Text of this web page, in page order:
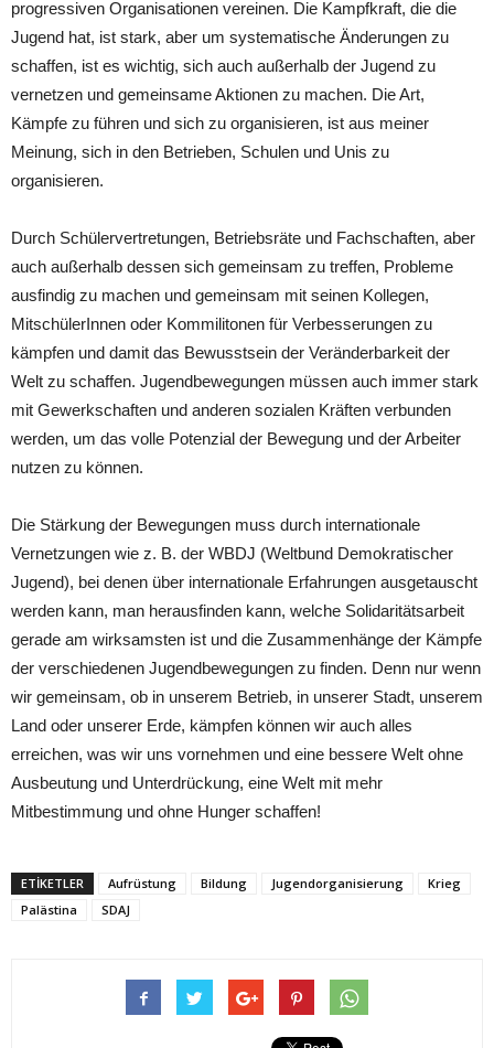
progressiven Organisationen vereinen. Die Kampfkraft, die die
Jugend hat, ist stark, aber um systematische Änderungen zu
schaffen, ist es wichtig, sich auch außerhalb der Jugend zu
vernetzen und gemeinsame Aktionen zu machen. Die Art,
Kämpfe zu führen und sich zu organisieren, ist aus meiner
Meinung, sich in den Betrieben, Schulen und Unis zu
organisieren.
Durch Schülervertretungen, Betriebsräte und Fachschaften, aber
auch außerhalb dessen sich gemeinsam zu treffen, Probleme
ausfindig zu machen und gemeinsam mit seinen Kollegen,
MitschülerInnen oder Kommilitonen für Verbesserungen zu
kämpfen und damit das Bewusstsein der Veränderbarkeit der
Welt zu schaffen. Jugendbewegungen müssen auch immer stark
mit Gewerkschaften und anderen sozialen Kräften verbunden
werden, um das volle Potenzial der Bewegung und der Arbeiter
nutzen zu können.
Die Stärkung der Bewegungen muss durch internationale
Vernetzungen wie z. B. der WBDJ (Weltbund Demokratischer
Jugend), bei denen über internationale Erfahrungen ausgetauscht
werden kann, man herausfinden kann, welche Solidaritätsarbeit
gerade am wirksamsten ist und die Zusammenhänge der Kämpfe
der verschiedenen Jugendbewegungen zu finden. Denn nur wenn
wir gemeinsam, ob in unserem Betrieb, in unserer Stadt, unserem
Land oder unserer Erde, kämpfen können wir auch alles
erreichen, was wir uns vornehmen und eine bessere Welt ohne
Ausbeutung und Unterdrückung, eine Welt mit mehr
Mitbestimmung und ohne Hunger schaffen!
ETIKETLER Aufrüstung Bildung Jugendorganisierung
Krieg
Palästina
SDAJ